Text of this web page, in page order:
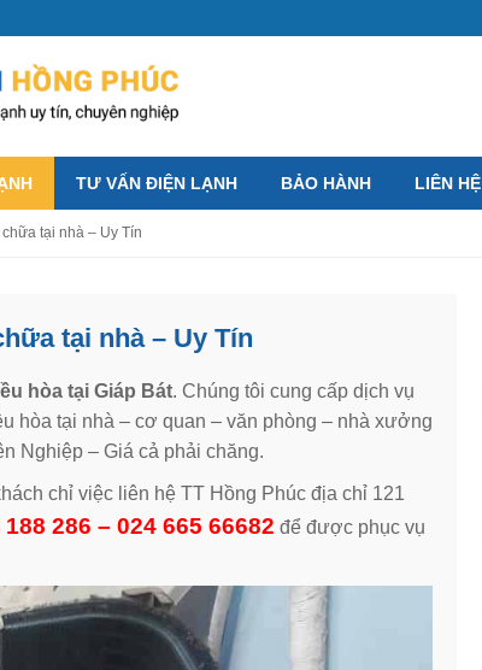
TƯ VẤN ĐIỆN LẠNH BẢO HÀNH LIÊN HỆ
tại nhà – Uy Tín
tại nhà – Uy Tín
hòa tại Giáp Bát. Chúng tôi cung cấp dịch vụ
hòa tại nhà – cơ quan – văn phòng – nhà xưởng
Nghiệp – Giá cả phải chăng.
chỉ việc liên hệ TT Hồng Phúc địa chỉ 121
188 286 – 024 665 66682 để được phục vụ